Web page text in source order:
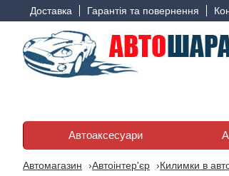
Доставка Гарантія та повернення
Автоаксесуари
Автомагазин Автоінтер'єр Килимки в